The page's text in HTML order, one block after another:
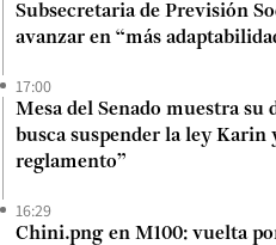
Subsecretaria de Previsión
avanzar en “más
17:00
Mesa del Senado muestra su
busca suspender la ley
reglamento”
16:29
Chini.png en M100: vuelta